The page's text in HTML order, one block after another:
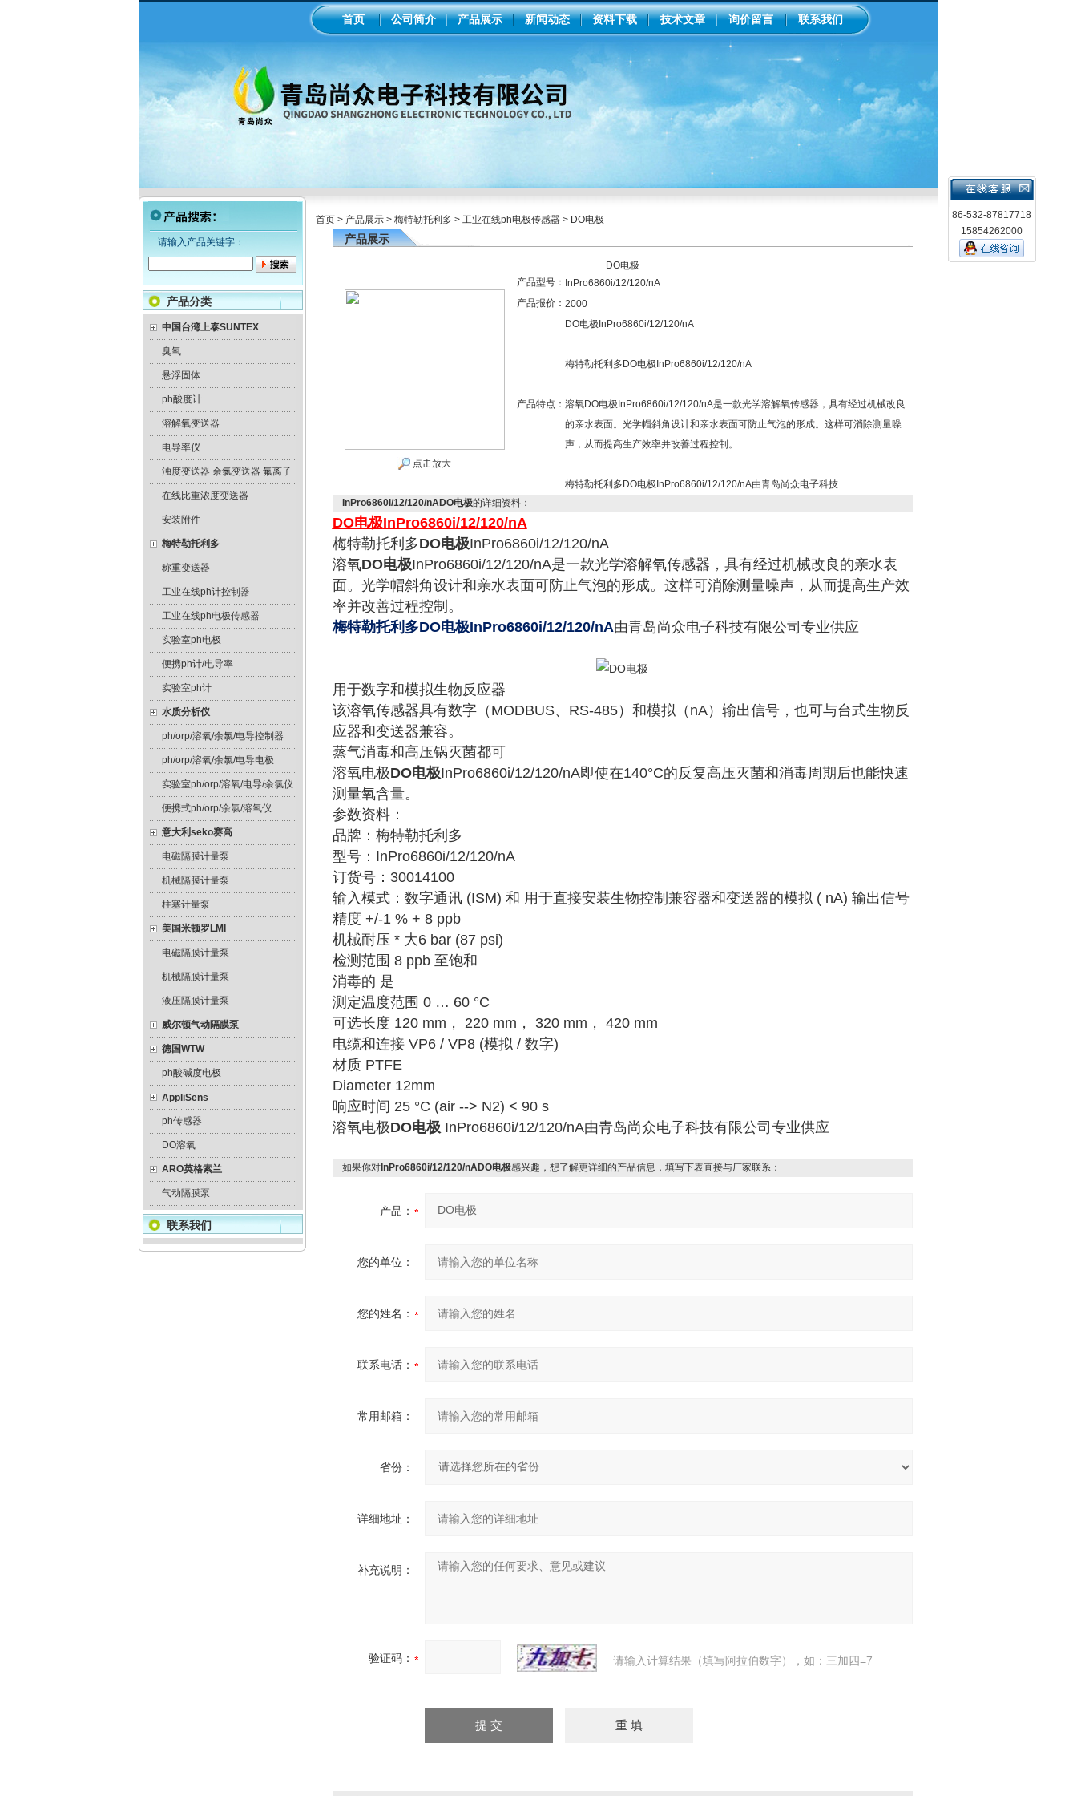
首页 公司简介 产品展示 新闻动态 资料下载 技术文章 询价留言 联系我们
请输入产品关键字：
产品分类
中国台湾上泰SUNTEX
臭氧
悬浮固体
ph酸度计
溶解氧变送器
电导率仪
浊度变送器 余氯变送器 氟离子
在线比重浓度变送器
安装附件
梅特勒托利多
称重变送器
工业在线ph计控制器
工业在线ph电极传感器
实验室ph电极
便携ph计/电导率
实验室ph计
水质分析仪
ph/orp/溶氧/余氯/电导控制器
ph/orp/溶氧/余氯/电导电极
实验室ph/orp/溶氧/电导/余氯仪
便携式ph/orp/余氯/溶氧仪
意大利seko赛高
电磁隔膜计量泵
机械隔膜计量泵
柱塞计量泵
美国米顿罗LMI
电磁隔膜计量泵
机械隔膜计量泵
液压隔膜计量泵
威尔顿气动隔膜泵
德国WTW
ph酸碱度电极
AppliSens
ph传感器
DO溶氧
ARO英格索兰
气动隔膜泵
联系我们
首页 > 产品展示 > 梅特勒托利多 > 工业在线ph电极传感器 > DO电极
产品展示
DO电极
点击放大
产品型号： InPro6860i/12/120/nA
产品报价： 2000
产品特点：
DO电极InPro6860i/12/120/nA
梅特勒托利多DO电极InPro6860i/12/120/nA
溶氧DO电极InPro6860i/12/120/nA是一款光学溶解氧传感器，具有经过机械改良
的亲水表面。光学帽斜角设计和亲水表面可防止气泡的形成。这样可消除测量噪
声，从而提高生产效率并改善过程控制。
梅特勒托利多DO电极InPro6860i/12/120/nA由青岛尚众电子科技
InPro6860i/12/120/nADO电极的详细资料：
DO电极InPro6860i/12/120/nA
梅特勒托利多DO电极InPro6860i/12/120/nA
溶氧DO电极InPro6860i/12/120/nA是一款光学溶解氧传感器，具有经过机械改良的亲水表
面。光学帽斜角设计和亲水表面可防止气泡的形成。这样可消除测量噪声，从而提高生产效
率并改善过程控制。
梅特勒托利多DO电极InPro6860i/12/120/nA由青岛尚众电子科技有限公司专业供应
用于数字和模拟生物反应器
该溶氧传感器具有数字（MODBUS、RS-485）和模拟（nA）输出信号，也可与台式生物反
应器和变送器兼容。
蒸气消毒和高压锅灭菌都可
溶氧电极DO电极InPro6860i/12/120/nA即使在140°C的反复高压灭菌和消毒周期后也能快速
测量氧含量。
参数资料：
品牌：梅特勒托利多
型号：InPro6860i/12/120/nA
订货号：30014100
输入模式：数字通讯 (ISM) 和 用于直接安装生物控制兼容器和变送器的模拟 ( nA) 输出信号
精度 +/-1 % + 8 ppb
机械耐压 * 大6 bar (87 psi)
检测范围 8 ppb 至饱和
消毒的 是
测定温度范围 0 … 60 °C
可选长度 120 mm， 220 mm， 320 mm， 420 mm
电缆和连接 VP6 / VP8 (模拟 / 数字)
材质 PTFE
Diameter 12mm
响应时间 25 °C (air --> N2) < 90 s
溶氧电极DO电极InPro6860i/12/120/nA由青岛尚众电子科技有限公司专业供应
如果你对InPro6860i/12/120/nADO电极感兴趣，想了解更详细的产品信息，填写下表直接与厂家联系：
产品：
您的单位：
您的姓名：
联系电话：
常用邮箱：
省份：
详细地址：
补充说明：
验证码： 请输入计算结果（填写阿拉伯数字），如：三加四=7
86-532-87817718
15854262000